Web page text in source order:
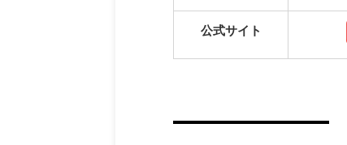
公式サイト